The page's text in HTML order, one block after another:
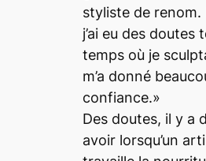
styliste de renom.
j’ai eu des doutes
temps où je
m’a donné
confiance.»
Des doutes, il y a
avoir lorsqu’un